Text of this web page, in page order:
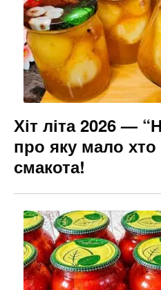
Хіт літа 2026 —
про яку мало
смакота!